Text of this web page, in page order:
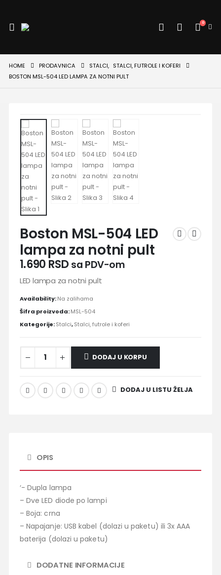
0
HOME PRODAVNICA STALCI, STALCI, FUTROLE I KOFERI
BOSTON MSL-504 LED LAMPA ZA NOTNI PULT
Boston MSL-504 LED
lampa za notni pult
1.690 RSD sa PDV-om
LED lampa za notni pult
Availability:Na zalihama
Šifra proizvoda:MSL-504
Kategorije:Stalci,Stalci, futrole i koferi
DODAJ U KORPU
DODAJ U LISTU ŽELJA
OPIS
‘- Dupla lampa
– Dve LED diode po lampi
– Boja: crna
– Napajanje: USB kabel (dolazi u paketu) ili 3x AAA
baterija (dolazi u paketu)
DODATNE INFORMACIJE